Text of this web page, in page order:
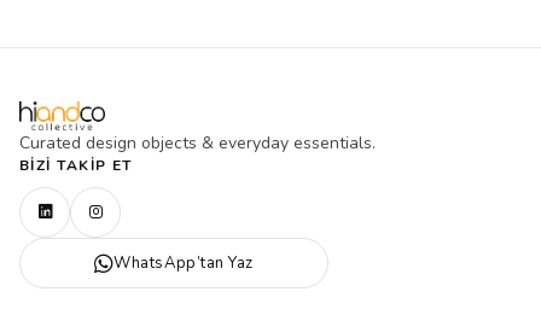
Curated design objects & everyday essentials.
BIZI TAKIP ET
WhatsApp’tan Yaz